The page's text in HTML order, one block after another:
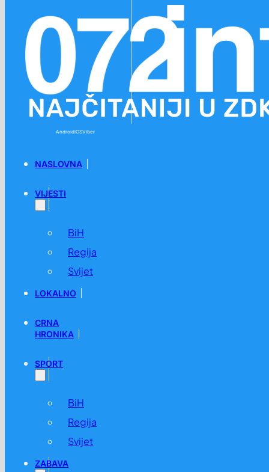
AndroidiOSViber
NASLOVNA
VIJESTI
BiH
Regija
Svijet
LOKALNO
CRNA
HRONIKA
SPORT
BiH
Regija
Svijet
ZABAVA